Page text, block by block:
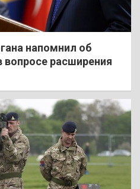
напомнил об
вопросе расширения